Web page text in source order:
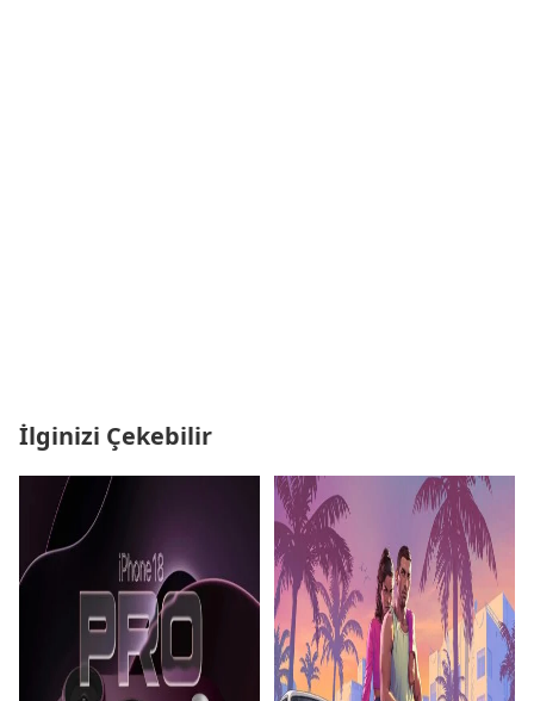
İlginizi Çekebilir